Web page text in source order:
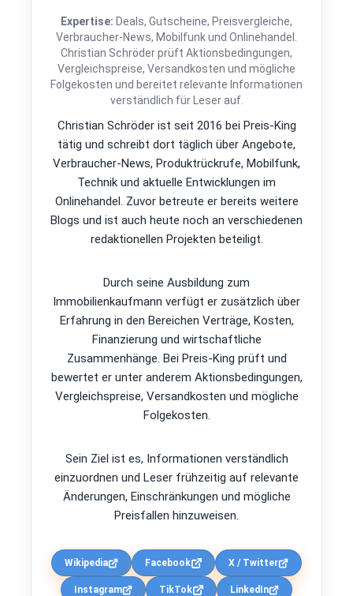
Expertise: Deals, Gutscheine, Preisvergleiche,
Verbraucher-News, Mobilfunk und Onlinehandel.
Christian Schröder prüft Aktionsbedingungen,
Vergleichspreise, Versandkosten und mögliche
Folgekosten und bereitet relevante Informationen
verständlich für Leser auf.
Christian Schröder ist seit 2016 bei Preis-King
tätig und schreibt dort täglich über Angebote,
Verbraucher-News, Produktrückrufe, Mobilfunk,
Technik und aktuelle Entwicklungen im
Onlinehandel. Zuvor betreute er bereits weitere
Blogs und ist auch heute noch an verschiedenen
redaktionellen Projekten beteiligt.
Durch seine Ausbildung zum
Immobilienkaufmann verfügt er zusätzlich über
Erfahrung in den Bereichen Verträge, Kosten,
Finanzierung und wirtschaftliche
Zusammenhänge. Bei Preis-King prüft und
bewertet er unter anderem Aktionsbedingungen,
Vergleichspreise, Versandkosten und mögliche
Folgekosten.
Sein Ziel ist es, Informationen verständlich
einzuordnen und Leser frühzeitig auf relevante
Änderungen, Einschränkungen und mögliche
Preisfallen hinzuweisen.
Wikipedia Facebook X / Twitter
Instagram TikTok LinkedIn